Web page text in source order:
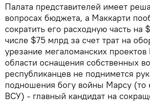
Палата представителей имеет
вопросах бюджета, а Маккарти
сократить его расходную часть на
числе $75 млрд за счет трат на
урезание мегаломанских проектов
области оснащения собственных
республиканцев не поднимется
подношения богу войны Марсу (то
ВСУ) - главный кандидат на